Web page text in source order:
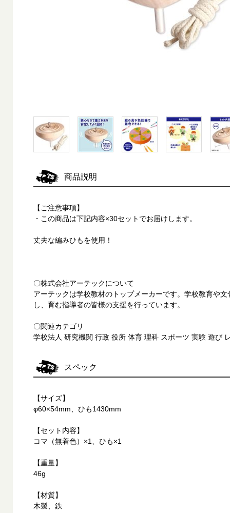
商品説明
【ご注意事項】
・この商品は下記内容×30セットでお届けします。
丈夫な編みひもを使用！
〇株式会社アーテックについて
アーテックは学校教材のトップメーカーです。学校教育や
し、育む指導者の皆様の支援を行っています。
〇関連カテゴリ
学校法人 研究機関 行政 役所 体育 理科 スポーツ 実験 遊び
スペック
【サイズ】
φ60×54mm、ひも1430mm
【セット内容】
コマ（無着色）×1、ひも×1
【重量】
46g
【材質】
木製、鉄